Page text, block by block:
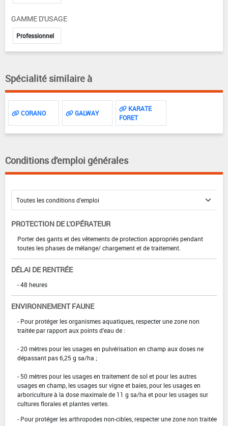
GAMME D'USAGE
Professionnel
Spécialité similaire à
CORANO GALWAY
KARATE
FORET
Conditions d'emploi générales
PROTECTION DE L'OPÉRATEUR
Porter des gants et des vêtements de protection appropriés pendant
toutes les phases de mélange/ chargement et de traitement.
DÉLAI DE RENTRÉE
- 48 heures
ENVIRONNEMENT FAUNE
- Pour protéger les organismes aquatiques, respecter une zone non
traitée par rapport aux points d'eau de :
- 20 mètres pour les usages en pulvérisation en champ aux doses ne
dépassant pas 6,25 g sa/ha ;
- 50 mètres pour les usages en traitement de sol et pour les autres
usages en champ, les usages sur vigne et baies, pour les usages en
arboriculture à la dose maximale de 11 g sa/ha et pour les usages sur
cultures florales et plantes vertes.
- Pour protéger les arthropodes non-cibles, respecter une zone non traitée